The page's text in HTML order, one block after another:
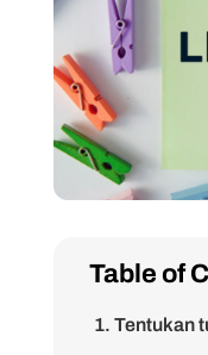
Table of
1. Tentukan